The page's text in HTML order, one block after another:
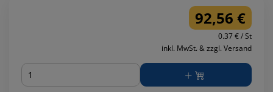
92,56 €
0.37 € / St
inkl. MwSt. & zzgl. Versand
Menge